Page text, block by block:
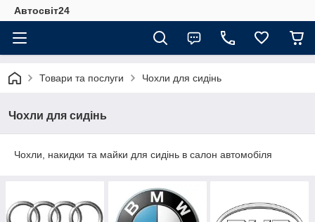
Автосвіт24
Товари та послуги Чохли для сидінь
Чохли для сидінь
Чохли, накидки та майки для сидінь в салон автомобіля